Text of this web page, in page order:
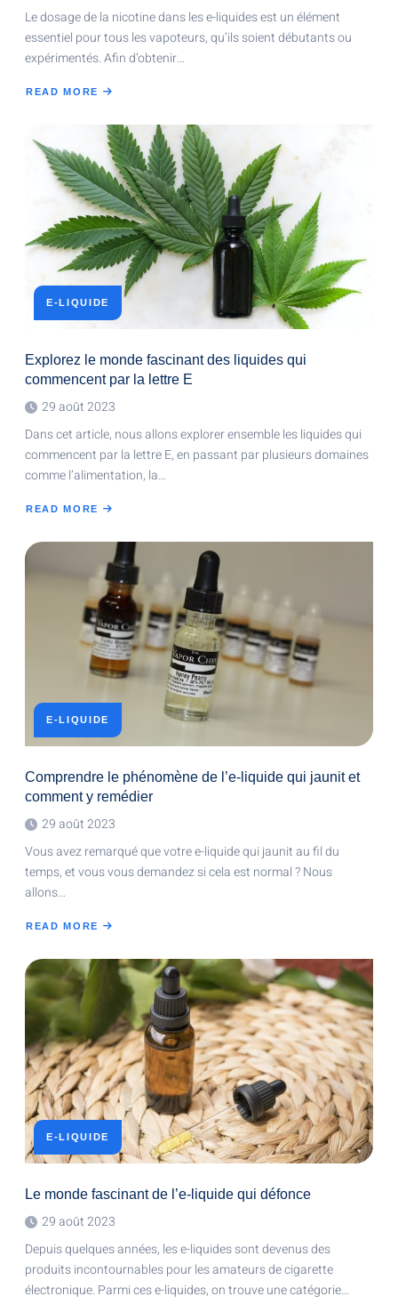
Le dosage de la nicotine dans les e-liquides est un élément
essentiel pour tous les vapoteurs, qu’ils soient débutants ou
expérimentés. Afin d’obtenir…
READ MORE
ABOUT
DE
SON
LIQUIDE
E-LIQUIDE
Explorez le monde fascinant des liquides qui
commencent par la lettre E
29 août 2023
Dans cet article, nous allons explorer ensemble les liquides qui
commencent par la lettre E, en passant par plusieurs domaines
comme l’alimentation, la…
READ MORE
ABOUT
MONDE
FASCINANT
DES
COMMENCENT
E-LIQUIDE
Comprendre le phénomène de l’e-liquide qui jaunit et
comment y remédier
29 août 2023
Vous avez remarqué que votre e-liquide qui jaunit au fil du
temps, et vous vous demandez si cela est normal ? Nous
allons…
READ MORE
ABOUT
PHÉNOMÈNE
DE
L’E-
LIQUIDE
QUI
JAUNIT
COMMENT
REMÉDIER
E-LIQUIDE
Le monde fascinant de l’e-liquide qui défonce
29 août 2023
Depuis quelques années, les e-liquides sont devenus des
produits incontournables pour les amateurs de cigarette
électronique. Parmi ces e-liquides, on trouve une catégorie…